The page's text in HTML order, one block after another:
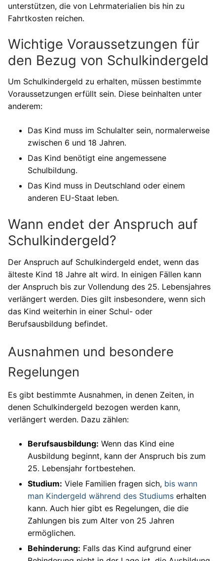
unterstützen, die von Lehrmaterialien bis hin zu
Fahrtkosten reichen.
Wichtige Voraussetzungen für
den Bezug von Schulkindergeld
Um Schulkindergeld zu erhalten, müssen bestimmte
Voraussetzungen erfüllt sein. Diese beinhalten unter
anderem:
Das Kind muss im Schulalter sein, normalerweise
zwischen 6 und 18 Jahren.
Das Kind benötigt eine angemessene
Schulbildung.
Das Kind muss in Deutschland oder einem
anderen EU-Staat leben.
Wann endet der Anspruch auf
Schulkindergeld?
Der Anspruch auf Schulkindergeld endet, wenn das
älteste Kind 18 Jahre alt wird. In einigen Fällen kann
der Anspruch bis zur Vollendung des 25. Lebensjahres
verlängert werden. Dies gilt insbesondere, wenn sich
das Kind weiterhin in einer Schul- oder
Berufsausbildung befindet.
Ausnahmen und besondere
Regelungen
Es gibt bestimmte Ausnahmen, in denen Zeiten, in
denen Schulkindergeld bezogen werden kann,
verlängert werden. Dazu zählen:
Berufsausbildung: Wenn das Kind eine
Ausbildung beginnt, kann der Anspruch bis zum
25. Lebensjahr fortbestehen.
Studium: Viele Familien fragen sich, bis wann
man Kindergeld während des Studiums erhalten
kann. Auch hier gibt es Regelungen, die die
Zahlungen bis zum Alter von 25 Jahren
ermöglichen.
Behinderung: Falls das Kind aufgrund einer